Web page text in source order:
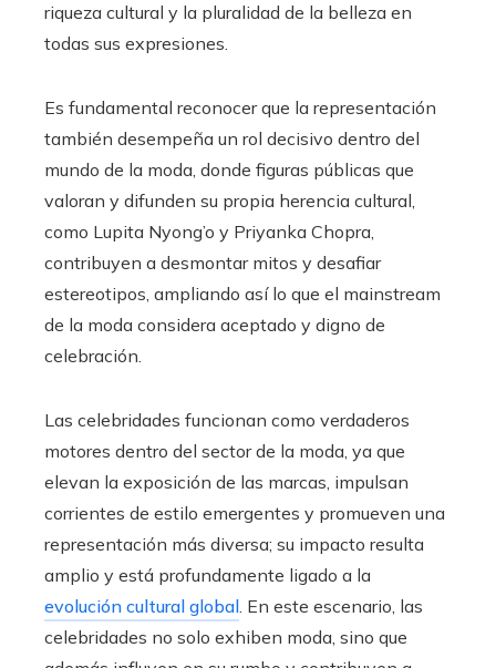
riqueza cultural y la pluralidad de la belleza en
todas sus expresiones.
Es fundamental reconocer que la representación
también desempeña un rol decisivo dentro del
mundo de la moda, donde figuras públicas que
valoran y difunden su propia herencia cultural,
como Lupita Nyong’o y Priyanka Chopra,
contribuyen a desmontar mitos y desafiar
estereotipos, ampliando así lo que el mainstream
de la moda considera aceptado y digno de
celebración.
Las celebridades funcionan como verdaderos
motores dentro del sector de la moda, ya que
elevan la exposición de las marcas, impulsan
corrientes de estilo emergentes y promueven una
representación más diversa; su impacto resulta
amplio y está profundamente ligado a la
evolución cultural global. En este escenario, las
celebridades no solo exhiben moda, sino que